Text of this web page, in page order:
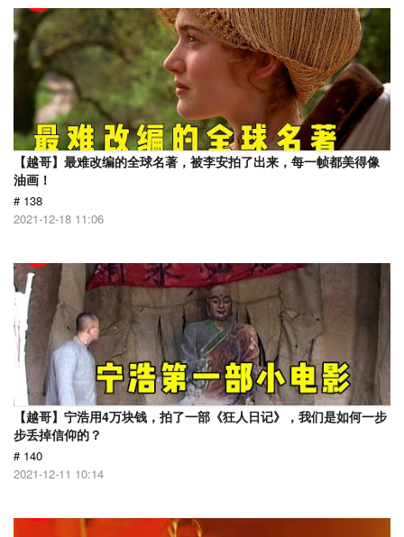
【越哥】最难改编的全球名著，被李安拍了出来，每一帧都美得像
油画！
# 138
2021-12-18 11:06
【越哥】宁浩用4万块钱，拍了一部《狂人日记》，我们是如何一步
步丢掉信仰的？
# 140
2021-12-11 10:14